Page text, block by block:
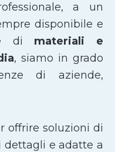
a un
disponibile e
di materiali e
, siamo in grado
di aziende,
offrire soluzioni di
e adatte a